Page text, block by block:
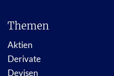
Themen
Aktien
Derivate
Devisen